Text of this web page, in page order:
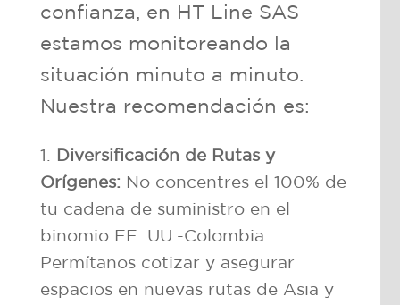
confianza, en HT Line SAS
estamos monitoreando la
situación minuto a minuto.
Nuestra recomendación es:
Diversificación de Rutas y
Orígenes: No concentres el 100% de
tu cadena de suministro en el
binomio EE. UU.-Colombia.
Permítanos cotizar y asegurar
espacios en nuevas rutas de Asia y